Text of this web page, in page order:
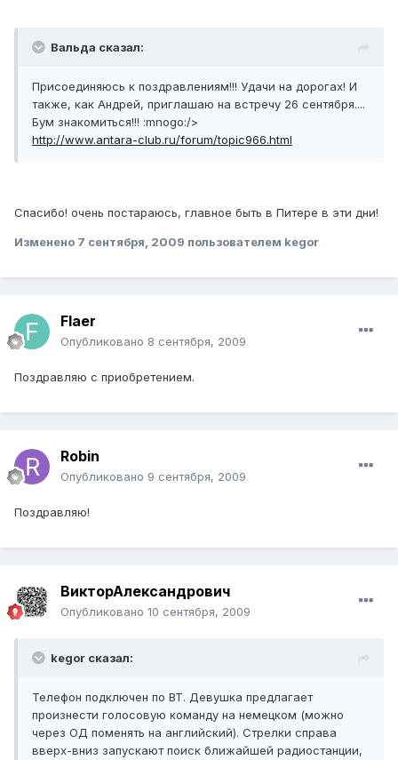
Вальда сказал:
Присоединяюсь к поздравлениям!!! Удачи на дорогах! И
также, как Андрей, приглашаю на встречу 26 сентября....
Бум знакомиться!!! :mnogo:/>
http://www.antara-club.ru/forum/topic966.html
Спасибо! очень постараюсь, главное быть в Питере в эти дни!
Изменено 7 сентября, 2009 пользователем kegor
Flaer
Опубликовано 8 сентября, 2009
Поздравляю с приобретением.
Robin
Опубликовано 9 сентября, 2009
Поздравляю!
ВикторАлександрович
Опубликовано 10 сентября, 2009
kegor сказал:
Телефон подключен по BT. Девушка предлагает
произнести голосовую команду на немецком (можно
через ОД поменять на английский). Стрелки справа
вверх-вниз запускают поиск ближайшей радиостанции,